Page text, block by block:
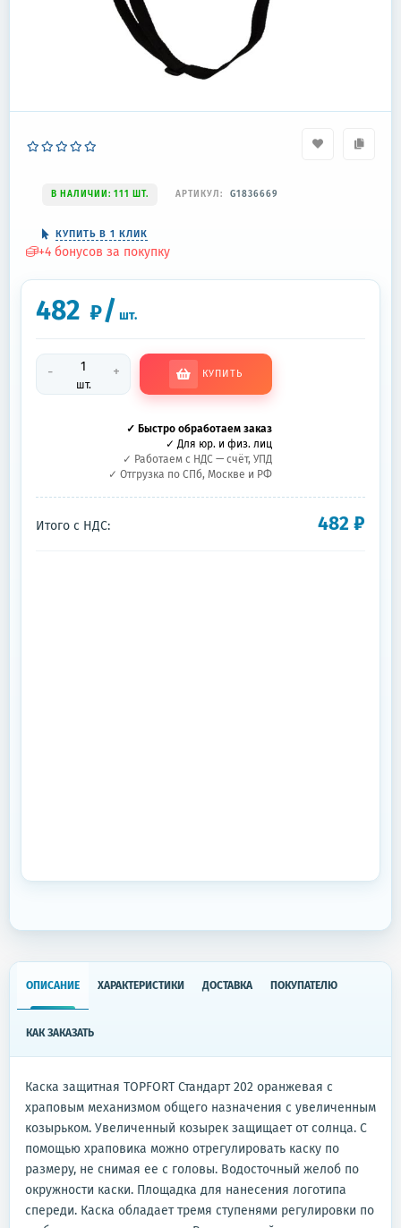
В НАЛИЧИИ: 111 ШТ. АРТИКУЛ: G1836669
КУПИТЬ В 1 КЛИК
+4 бонусов за покупку
482 ₽/ шт.
-
шт.
+ КУПИТЬ
✓ Быстро обработаем заказ
✓ Для юр. и физ. лиц
✓ Работаем с НДС — счёт, УПД
✓ Отгрузка по СПб, Москве и РФ
Итого с НДС: 482 ₽
ОПИСАНИЕ ХАРАКТЕРИСТИКИ ДОСТАВКА ПОКУПАТЕЛЮ
КАК ЗАКАЗАТЬ
Каска защитная TOPFORT Стандарт 202 оранжевая с
храповым механизмом общего назначения с увеличенным
козырьком. Увеличенный козырек защищает от солнца. С
помощью храповика можно отрегулировать каску по
размеру, не снимая ее с головы. Водосточный желоб по
окружности каски. Площадка для нанесения логотипа
спереди. Каска обладает тремя ступенями регулировки по